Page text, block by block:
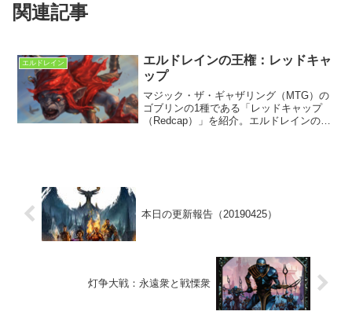
関連記事
エルドレイン
エルドレインの王権：レッドキャ
ップ
マジック・ザ・ギャザリング（MTG）の
ゴブリンの1種である「レッドキャップ
（Redcap）」を紹介。エルドレインの王
本日の更新報告（20190425）
灯争大戦：永遠衆と戦慄衆